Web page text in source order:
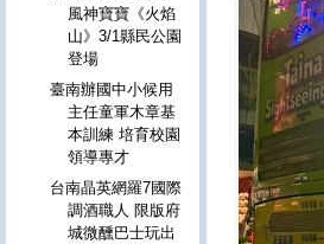
風神寶寶《火焰
山》3/1縣民公園
登場
臺南辦國中小候用
主任童軍木章基
本訓練 培育校園
領導專才
台南晶英網羅7國際
調酒職人 限版府
城微醺巴士玩出